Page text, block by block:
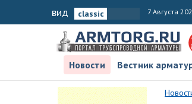
вид 7 Августа
Новости
Вестник